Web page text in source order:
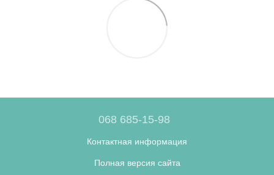
068 685-15-98
Контактная информация
Полная версия сайта